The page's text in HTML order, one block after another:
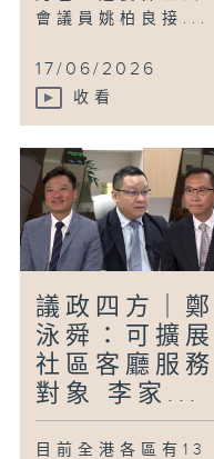
會議員姚柏良接...
17/06/2026
收看
議政四方｜鄭
泳舜：可擴展
社區客廳服務
對象 李家...
目前全港各區有13